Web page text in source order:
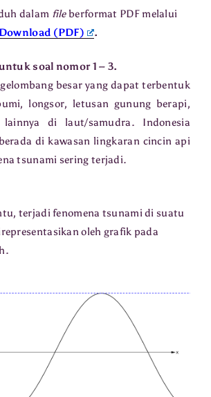
dalam fileberformat PDF melalui
Download (PDF) .
soal nomor 1 – 3.
besar yang dapat terbentuk
longsor, letusan gunung berapi,
di laut/samudra. Indonesia
di kawasan lingkaran cincin api
tsunami sering terjadi.
terjadi fenomena tsunami di suatu
oleh grafik pada